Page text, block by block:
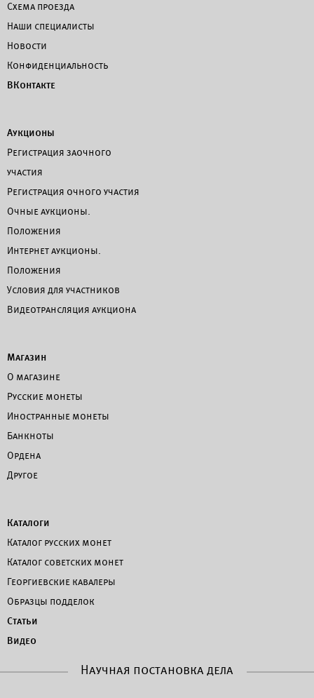
Схема проезда
Наши специалисты
Новости
Конфиденциальность
ВКонтакте
Аукционы
Регистрация заочного
участия
Регистрация очного участия
Очные аукционы.
Положения
Интернет аукционы.
Положения
Условия для участников
Видеотрансляция аукциона
Магазин
О магазине
Русские монеты
Иностранные монеты
Банкноты
Ордена
Другое
Каталоги
Каталог русских монет
Каталог советских монет
Георгиевские кавалеры
Образцы подделок
Статьи
Видео
Научная постановка дела